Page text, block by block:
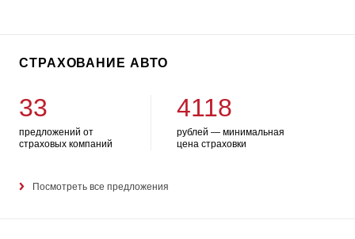
СТРАХОВАНИЕ АВТО
33
предложений от
страховых компаний
4118
рублей — минимальная
цена страховки
Посмотреть все предложения